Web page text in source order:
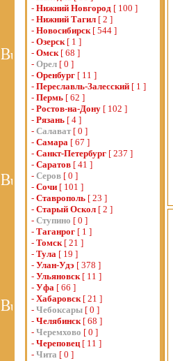
- Нижний Новгород [ 100 ]
- Нижний Тагил [ 2 ]
- Новосибирск[ 544 ]
- Озерск[ 1 ]
- Омск[ 68 ]
- Орел [ 0 ]
- Оренбург [ 11 ]
- Переславль-Залесский [ 1 ]
- Пермь [ 62 ]
- Ростов-на-Дону [ 102 ]
- Рязань [ 4 ]
- Салават [ 0 ]
- Самара [ 67 ]
- Санкт-Петербург [ 237 ]
- Саратов [ 41 ]
- Серов [ 0 ]
- Сочи [ 101 ]
- Ставрополь [ 23 ]
- Старый Оскол [ 2 ]
- Ступино [ 0 ]
- Таганрог [ 1 ]
- Томск[ 21 ]
- Тула [ 19 ]
- Улан-Удэ [ 378 ]
- Ульяновск[ 11 ]
- Уфа [ 66 ]
- Хабаровск[ 21 ]
- Чебоксары [ 0 ]
- Челябинск[ 68 ]
- Черемхово [ 0 ]
- Череповец[ 11 ]
- Чита [ 0 ]